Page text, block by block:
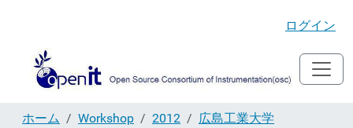
ログイン
ホーム Workshop 2012
広島工業大学